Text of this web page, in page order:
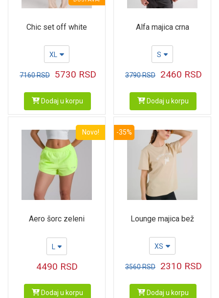
Chic set off white
XL
7160RSD 5730 RSD
Dodaj u korpu
Alfa majica crna
S
3790RSD 2460 RSD
Dodaj u korpu
Novo!
Aero šorc zeleni
L
4490 RSD
Dodaj u korpu
-35%
Lounge majica bež
XS
3560RSD 2310 RSD
Dodaj u korpu